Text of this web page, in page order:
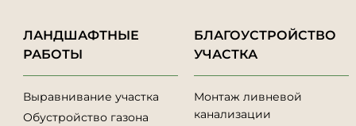
ЛАНДШАФТНЫЕ
РАБОТЫ
Выравнивание участка
Обустройство газона
БЛАГОУСТРОЙСТВО
УЧАСТКА
Монтаж ливневой
канализации